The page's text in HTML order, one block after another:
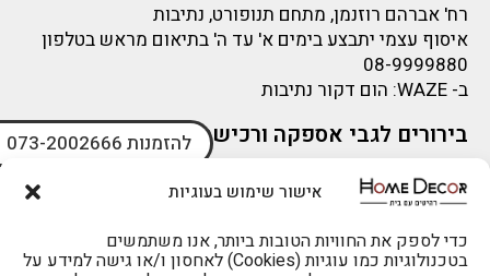
אישור שימוש בעוגיות
כדי לספק את החוויות הטובות ביותר, אנו משתמשים
בטכנולוגיות כמו עוגיות (Cookies) לאחסון ו/או גישה למידע על
להזמנות 073-2002666
רח' אברהם רוזנמן, מתחם תנופורט, נתיבות
איסוף עצמי יתבצע בימים א' עד ה' בתיאום מראש בטלפון
08-9999880
ב- WAZE: הום דקור נתיבות
בירורים לגבי אספקה ורכישה
בירור לגבי אספקה -ניתן לפנות למייל:
sigal@home-decor.co.il
פניות לפני רכישה – ניתן לפנות למייל: omer@home-
decor.co.il